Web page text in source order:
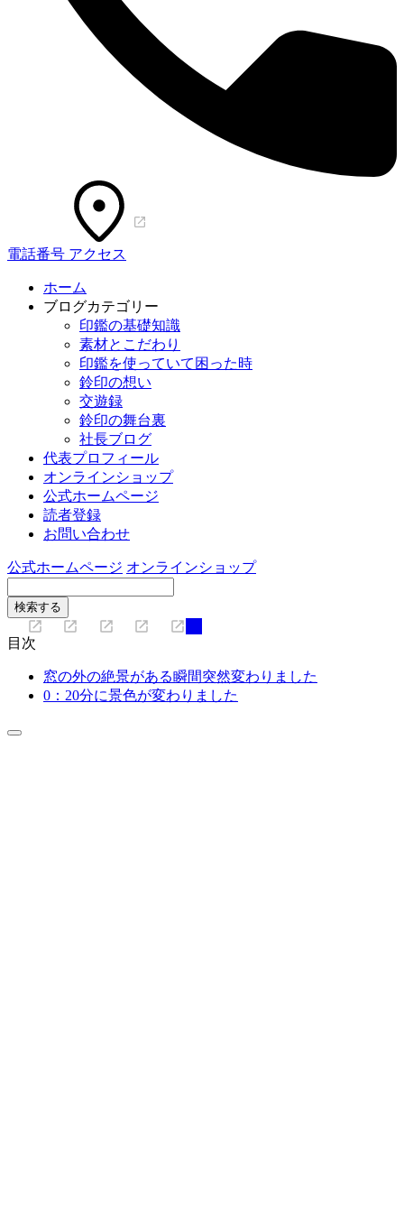
電話番号 アクセス
ホーム
ブログカテゴリー
印鑑の基礎知識
素材とこだわり
印鑑を使っていて困った時
鈴印の想い
交遊録
鈴印の舞台裏
社長ブログ
代表プロフィール
オンラインショップ
公式ホームページ
読者登録
お問い合わせ
公式ホームページ オンラインショップ
目次
窓の外の絶景がある瞬間突然変わりました
0：20分に景色が変わりました